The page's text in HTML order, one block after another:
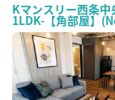
Kマンスリー西条中
1LDK-【角部屋】